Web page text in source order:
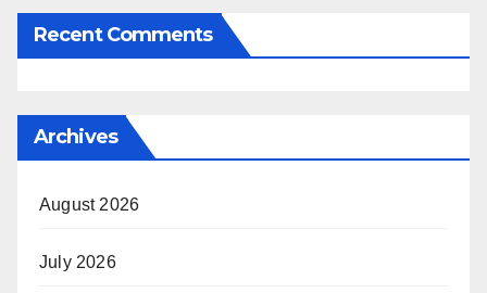
Recent Comments
Archives
August 2026
July 2026